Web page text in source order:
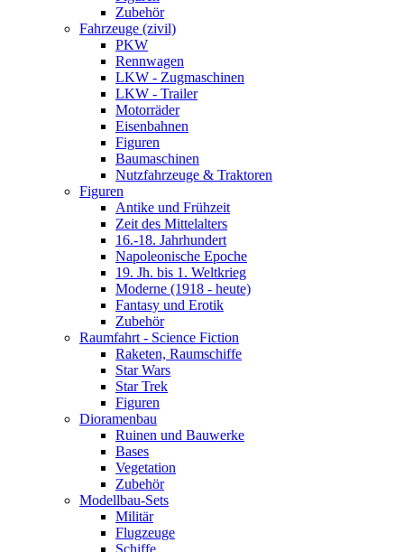
Zubehör
Fahrzeuge (zivil)
PKW
Rennwagen
LKW - Zugmaschinen
LKW - Trailer
Motorräder
Eisenbahnen
Figuren
Baumaschinen
Nutzfahrzeuge & Traktoren
Figuren
Antike und Frühzeit
Zeit des Mittelalters
16.-18. Jahrhundert
Napoleonische Epoche
19. Jh. bis 1. Weltkrieg
Moderne (1918 - heute)
Fantasy und Erotik
Zubehör
Raumfahrt - Science Fiction
Raketen, Raumschiffe
Star Wars
Star Trek
Figuren
Dioramenbau
Ruinen und Bauwerke
Bases
Vegetation
Zubehör
Modellbau-Sets
Militär
Flugzeuge
Schiffe